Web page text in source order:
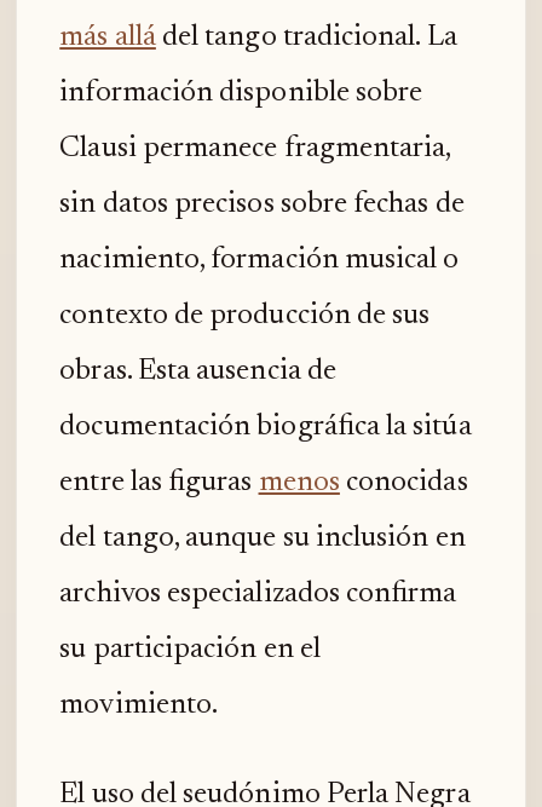
más alládel tango tradicional. La
información disponible sobre
Clausi permanece fragmentaria,
sin datos precisos sobre fechas de
nacimiento, formación musical o
contexto de producción de sus
obras. Esta ausencia de
documentación biográfica la sitúa
entre las figuras menos conocidas
del tango, aunque su inclusión en
archivos especializados confirma
su participación en el
movimiento.
El uso del seudónimo Perla Negra